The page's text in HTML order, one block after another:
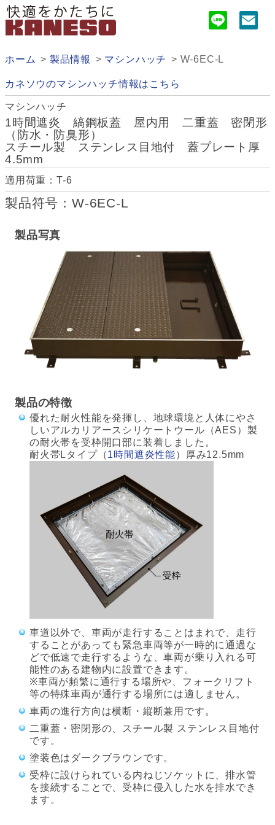
ホーム 製品情報 マシンハッチ W-6EC-L
カネソウのマシンハッチ情報はこちら
マシンハッチ
1時間遮炎 縞鋼板蓋 屋内用 二重蓋 密閉形
（防水・防臭形）
スチール製 ステンレス目地付 蓋プレート厚
4.5mm
適用荷重：T-6
製品符号：W-6EC-L
製品写真
製品の特徴
優れた耐火性能を発揮し、地球環境と人体にやさ
しいアルカリアースシリケートウール（AES）製
の耐火帯を受枠開口部に装着しました。
耐火帯Lタイプ（1時間遮炎性能）厚み12.5mm
車道以外で、車両が走行することはまれで、走行
することがあっても緊急車両等が一時的に通過な
どで低速で走行するような、車両が乗り入れる可
能性のある建物内に設置できます。
※車両が頻繁に通行する場所や、フォークリフト
等の特殊車両が通行する場所には適しません。
車両の進行方向は横断・縦断兼用です。
二重蓋・密閉形の、スチール製 ステンレス目地付
です。
塗装色はダークブラウンです。
受枠に設けられている内ねじソケットに、排水管
を接続することで、受枠に侵入した水を排水でき
ます。